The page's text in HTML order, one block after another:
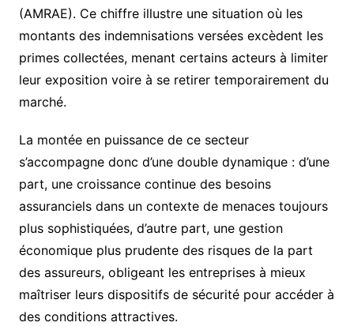
(AMRAE). Ce chiffre illustre une situation où les
montants des indemnisations versées excèdent les
primes collectées, menant certains acteurs à limiter
leur exposition voire à se retirer temporairement du
marché.
La montée en puissance de ce secteur
s’accompagne donc d’une double dynamique : d’une
part, une croissance continue des besoins
assuranciels dans un contexte de menaces toujours
plus sophistiquées, d’autre part, une gestion
économique plus prudente des risques de la part
des assureurs, obligeant les entreprises à mieux
maîtriser leurs dispositifs de sécurité pour accéder à
des conditions attractives.